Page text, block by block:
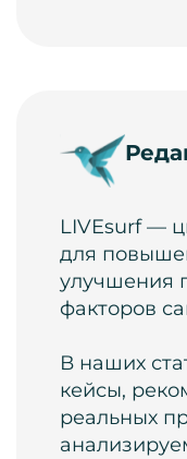
LIVEsurf —
для
улучшения
факторов
В наших
кейсы,
реальных